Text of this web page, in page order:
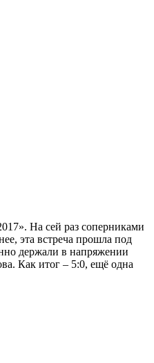
На сей раз соперниками
эта встреча прошла под
держали в напряжении
Как итог – 5:0, ещё одна